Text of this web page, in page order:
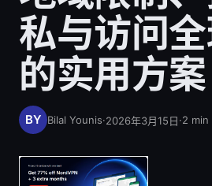
私与访问
的实用方案
Bilal Younis·2026年3月15日·2 min